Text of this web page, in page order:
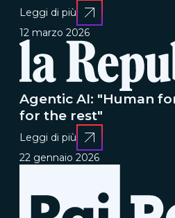
Leggi di più
12 marzo 2026
Agentic AI: "Human
for the rest"
Leggi di più
22 gennaio 2026